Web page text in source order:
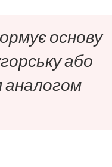
основу
або
аналогом